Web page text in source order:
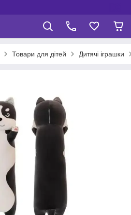
Товари для дітей Дитячі іграшки